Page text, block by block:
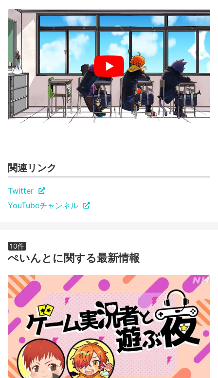
関連リンク
Twitter
YouTubeチャンネル
10件
ぺいんとに関する最新情報